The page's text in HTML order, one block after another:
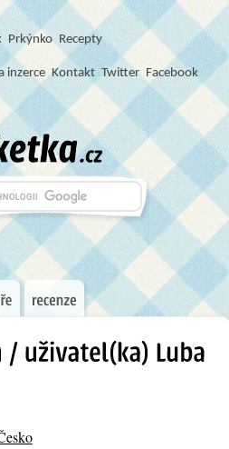
Prkýnko Recepty
inzerce Kontakt Twitter Facebook